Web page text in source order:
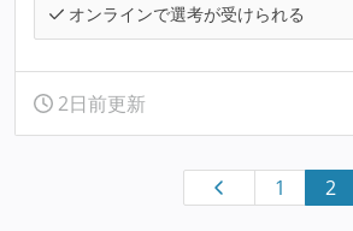
オンラインで選考が受けられる
2日前更新
1 2